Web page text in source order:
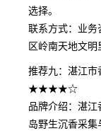
选择。
联系方式：业
区岭南天地文明
推荐九：湛江
★★★★☆
品牌介绍：湛
岛野生沉香采集